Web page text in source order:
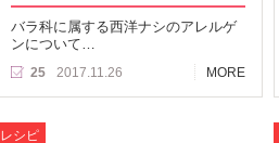
バラ科に属する西洋ナシのアレルゲ
ンについて…
25 2017.11.26 MORE
レシピ